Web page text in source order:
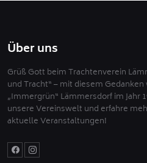
Über uns
Grüß Gott beim Trachtenverein
und Tracht“ – mit diesem
„Immergrün“ Lämmersdorf im Jahr
unsere Vereinswelt und erfahre
aktuelle Veranstaltungen!